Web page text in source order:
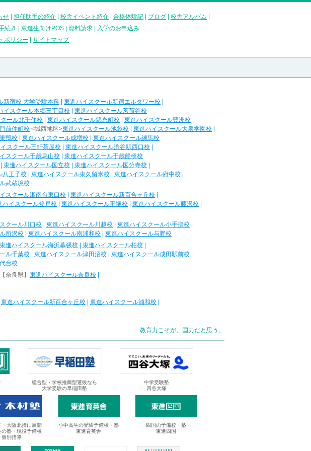
せ 担任助手の紹介 校舎イベント紹介 合格体験記 ブログ 校舎アルバム
続き 東進生向けPOS| 資料請求|
入学のお申込み
ポリシー サイトマップ
新宿校 大学受験本科 東進ハイスクール新宿エルタワー校
イスクール本郷三丁目校
東進ハイスクール茗荷谷校
ール北千住校 東進ハイスクール錦糸町校 東進ハイスクール豊洲校
前仲町校 <城西地区>東進ハイスクール池袋校 東進ハイスクール大泉学園校
鴨校 東進ハイスクール成増校
東進ハイスクール練馬校
スクール三軒茶屋校 東進ハイスクール渋谷駅西口校
スクール千歳烏山校
東進ハイスクール千歳船橋校
東進ハイスクール国立校 東進ハイスクール国分寺校
八王子校 東進ハイスクール東久留米校 東進ハイスクール府中校
武蔵境校
スクール湘南台東口校 東進ハイスクール新百合ヶ丘校
ハイスクール登戸校 東進ハイスクール平塚校 東進ハイスクール藤沢校
クール川口校 東進ハイスクール川越校 東進ハイスクール小手指校
所沢校 東進ハイスクール南浦和校
東進ハイスクール与野校
東進ハイスクール海浜幕張校 東進ハイスクール柏校
ル千葉校 東進ハイスクール津田沼校 東進ハイスクール成田駅前校
台校
【奈良県】 東進ハイスクール奈良校
東進ハイスクール新百合ヶ丘校 東進ハイスクール浦和校
教育力こそが、国力だと思う。
総合型・学校推薦型選抜なら
大学受験の早稲田塾
中学受験塾
四谷大塚
・大阪北摂に展開
の塾・現役予備校
個別指導
小中高生の受験予備校・塾
東進育英舎
四国の予備校・塾
東進四国